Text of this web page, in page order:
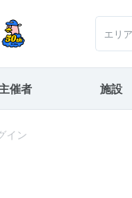
エリ
主催者 施設
イン